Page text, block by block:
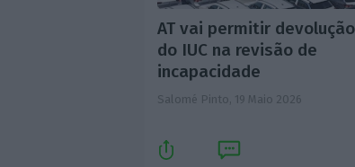
AT vai permitir devolução
do IUC na revisão de
incapacidade
Salomé Pinto, 19 Maio 2026